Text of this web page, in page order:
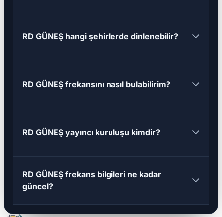
RD GÜNEŞ hangi şehirlerde dinlenebilir?
RD GÜNEŞ frekansını nasıl bulabilirim?
RD GÜNEŞ yayıncı kuruluşu kimdir?
RD GÜNEŞ frekans bilgileri ne kadar
güncel?